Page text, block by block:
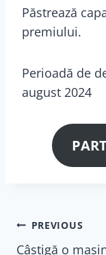
Păstrează
premiului.
Perioadă de
august 2024
Navigare
PREVIOUS
Câștigă o